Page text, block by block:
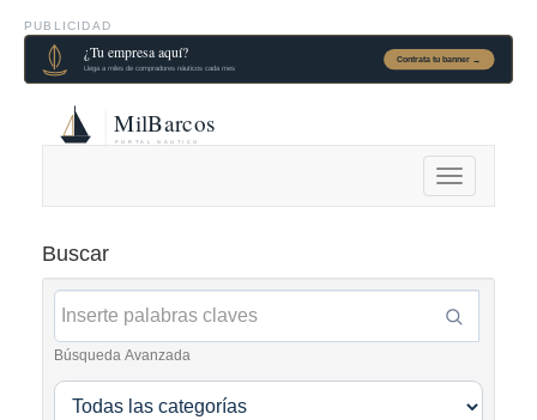
PUBLICIDAD
Alternar
navegación
Buscar
Búsqueda Avanzada